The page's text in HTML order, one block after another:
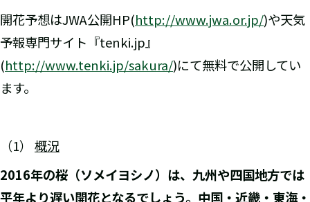
開花予想はJWA公開HP(http://www.jwa.or.jp/)や天気
予報専門サイト『tenki.jp』
(http://www.tenki.jp/sakura/)にて無料で公開してい
ます。
（1） 概況
2016年の桜（ソメイヨシノ）は、 九州や四国地方では
平年より遅い開花となるでしょう。中国・近畿・東海・